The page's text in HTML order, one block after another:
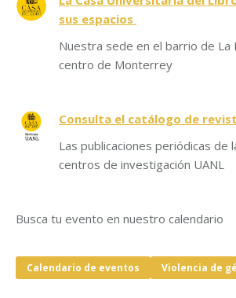
sus espacios
Nuestra sede en el barrio de La
centro de Monterrey
Consulta el catálogo de
Las publicaciones periódicas de
centros de investigación UANL
Busca tu evento en nuestro calendario
Calendario de eventos Violencia de